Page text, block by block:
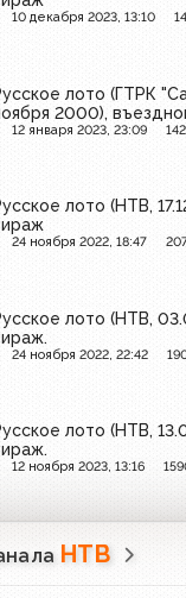
10 декабря 2023, 13:10
лото (ГТРК
2000),
12 января 2023, 23:09
лото (НТВ,
24 ноября 2022, 18:47
лото (НТВ,
24 ноября 2022, 22:42
лото (НТВ,
12 ноября 2023, 13:16
НТВ